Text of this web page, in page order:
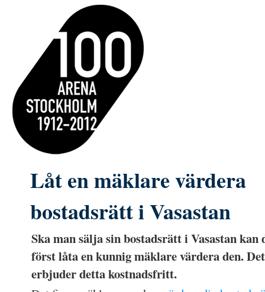
Låt en mäklare värdera
bostadsrätt i Vasastan
Ska man sälja sin bostadsrätt i Vasastan
först låta en kunnig mäklare värdera den.
erbjuder detta kostnadsfritt.